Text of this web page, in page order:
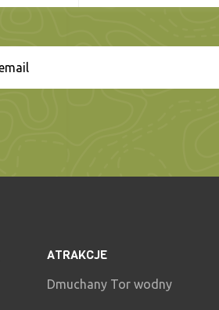
ATRAKCJE
Dmuchany Tor wodny